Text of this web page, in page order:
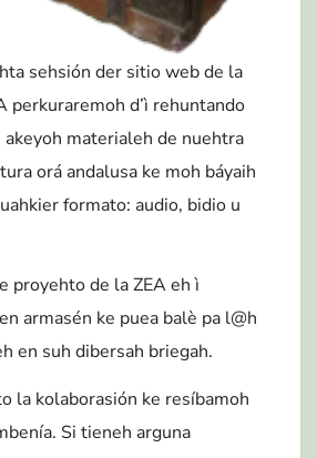
sehsión der sitio web de la
perkuraremoh d’ì rehuntando
akeyoh materialeh de nuehtra
orá andalusa ke moh báyaih
formato: audio, bidio u
proyehto de la ZEA eh ì
armasén ke puea balè pa l@h
en suh dibersah briegah.
la kolaborasión ke resíbamoh
Si tieneh arguna